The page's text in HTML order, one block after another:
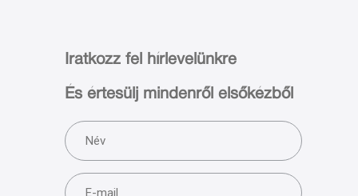
Iratkozz fel hírlevelünkre
És értesülj mindenről elsőkézből